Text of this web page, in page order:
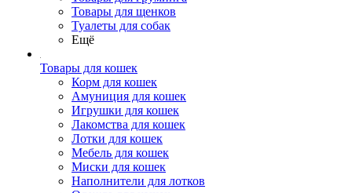
Товары для щенков
Туалеты для собак
Ещё
Товары для кошек
Корм для кошек
Амуниция для кошек
Игрушки для кошек
Лакомства для кошек
Лотки для кошек
Мебель для кошек
Миски для кошек
Наполнители для лотков